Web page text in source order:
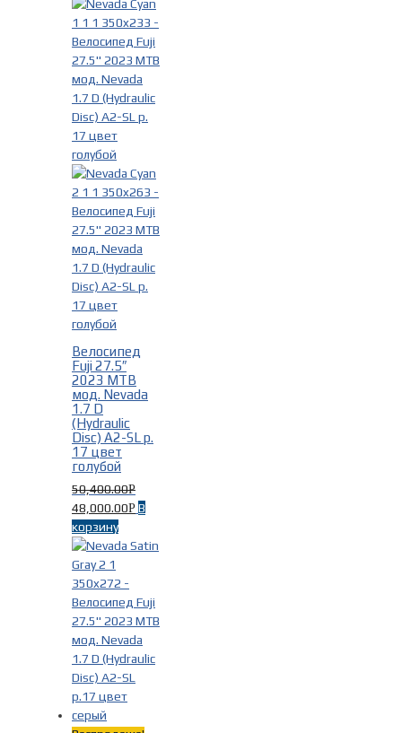
Велосипед
Fuji 27.5″
2023 MTB
мод. Nevada
1.7 D
(Hydraulic
Disc) A2-SL р.
17 цвет
голубой
50,400.00Р
48,000.00Р В
корзину